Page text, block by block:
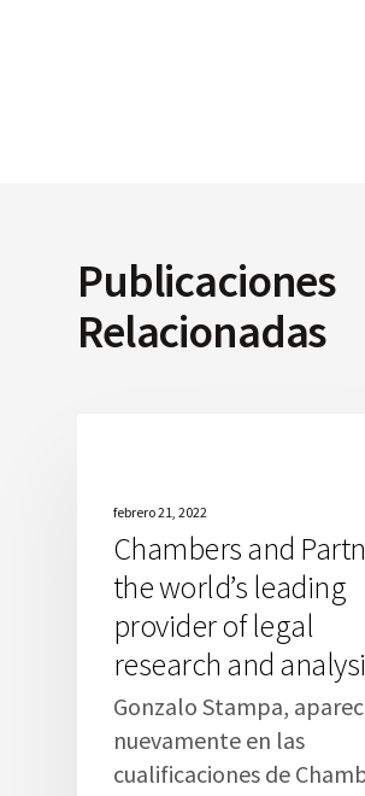
Publicaciones
Relacionadas
febrero 21, 2022
Chambers and
the world’s leading
provider of legal
research and
Gonzalo Stampa,
nuevamente en las
cualificaciones de